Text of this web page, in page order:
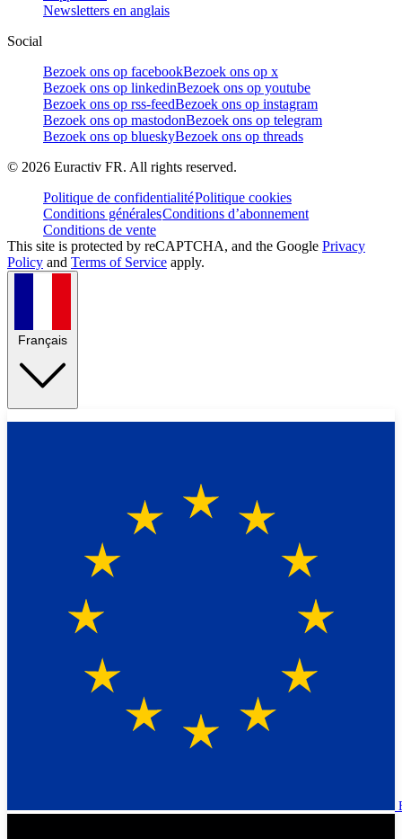
Newsletters en anglais
Social
Bezoek ons op facebookBezoek ons op x
Bezoek ons op linkedinBezoek ons op youtube
Bezoek ons op rss-feedBezoek ons op instagram
Bezoek ons op mastodonBezoek ons op telegram
Bezoek ons op blueskyBezoek ons op threads
© 2026 Euractiv FR. All rights reserved.
Politique de confidentialitéPolitique cookies
Conditions généralesConditions d’abonnement
Conditions de vente
This site is protected by reCAPTCHA, and the Google Privacy
Policy and Terms of Service apply.
Français